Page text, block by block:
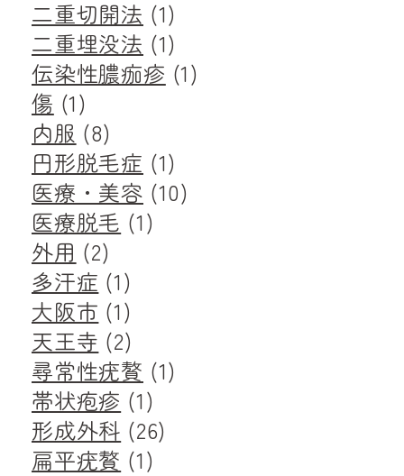
二重切開法 (1)
二重埋没法 (1)
伝染性膿痂疹 (1)
傷 (1)
内服 (8)
円形脱毛症 (1)
医療・美容 (10)
医療脱毛 (1)
外用 (2)
多汗症 (1)
大阪市 (1)
天王寺 (2)
尋常性疣贅 (1)
帯状疱疹 (1)
形成外科 (26)
扁平疣贅 (1)